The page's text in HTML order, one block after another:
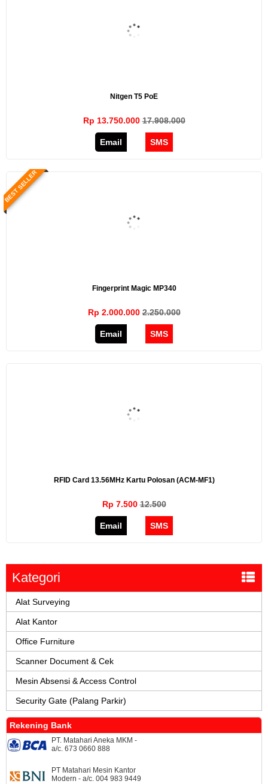
Nitgen T5 PoE
Rp 13.750.00017.908.000
Email SMS
BEST SELLER
Fingerprint Magic MP340
Rp 2.000.0002.250.000
Email SMS
RFID Card 13.56MHz Kartu Polosan (ACM-MF1)
Rp 7.50012.500
Email SMS
Kategori
Alat Surveying
Alat Kantor
Office Furniture
Scanner Document & Cek
Mesin Absensi & Access Control
Security Gate (Palang Parkir)
Rekening Bank
PT. Matahari Aneka MKM -
a/c. 673 0660 888
PT Matahari Mesin Kantor
Modern - a/c. 004 983 9449